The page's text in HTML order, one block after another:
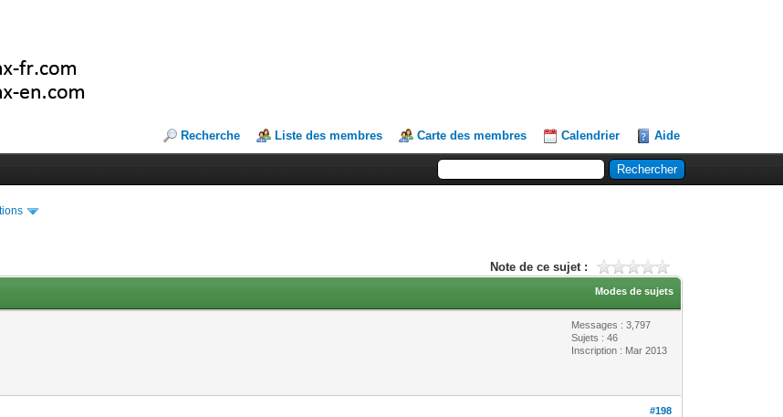
Recherche Liste des membres Carte des membres Calendrier Aide
Note de ce sujet :
Modes de sujets
Messages : 3,797
Sujets : 46
Inscription : Mar 2013
#198